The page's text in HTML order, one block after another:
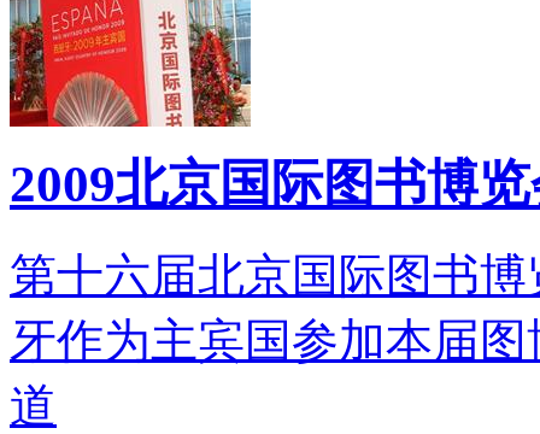
2009北京国际图书博
第十六届北京国际图书
牙作为主宾国参加本届
道